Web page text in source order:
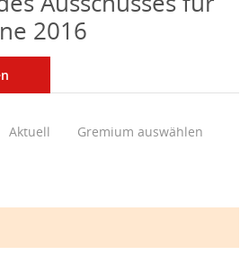
2016
Aktuell Gremium auswählen